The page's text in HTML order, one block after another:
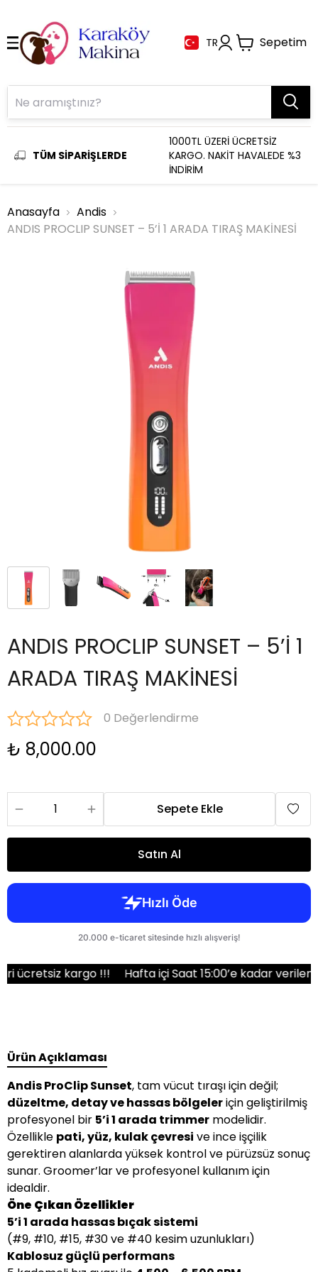
TR Sepetim
TÜM SİPARİŞLERDE
1000TL ÜZERİ ÜCRETSİZ
KARGO. NAKİT HAVALEDE %3
İNDİRİM
Anasayfa
Andis
ANDIS PROCLIP SUNSET – 5’İ 1 ARADA TIRAŞ MAKİNESİ
ANDIS PROCLIP SUNSET – 5’İ 1
ARADA TIRAŞ MAKİNESİ
0 Değerlendirme
₺ 8,000.00
Sepete Ekle
Satın Al
kargo !!! Hafta içi Saat 15:00’e kadar verilen
Ürün Açıklaması
Andis ProClip Sunset, tam vücut tıraşı için değil;
düzeltme, detay ve hassas bölgeleriçin geliştirilmiş
profesyonel bir 5’i 1 arada trimmer modelidir.
Özellikle pati, yüz, kulak çevresi ve ince işçilik
gerektiren alanlarda yüksek kontrol ve pürüzsüz sonuç
sunar. Groomer’lar ve profesyonel kullanım için
idealdir.
Öne Çıkan Özellikler
5’i 1 arada hassas bıçak sistemi
(#9, #10, #15, #30 ve #40 kesim uzunlukları)
Kablosuz güçlü performans